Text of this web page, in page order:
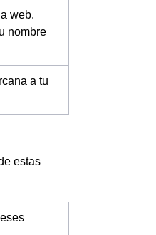
web.
nombre
a tu
estas